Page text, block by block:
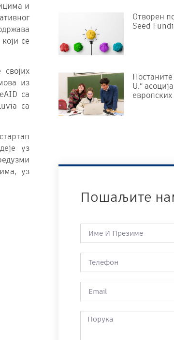
и
се
из
са
са
уз
уз
Отворен
Seed
U.“
Пошаљите